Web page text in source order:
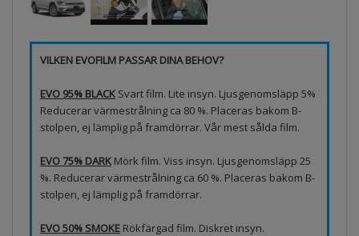
VILKEN EVOFILM PASSAR DINA BEHOV?
EVO 95% BLACK Svart film. Lite insyn. Ljusgenomsläpp 5%
Reducerar värmestrålning ca 80 %. Placeras bakom B-
stolpen, ej lämplig på framdörrar. Vår mest sålda film.
EVO 75% DARK Mörk film. Viss insyn. Ljusgenomsläpp 25
%. Reducerar värmestrålning ca 60 %. Placeras bakom B-
stolpen, ej lämplig på framdörrar.
EVO 50% SMOKE Rökfärgad film. Diskret insyn.